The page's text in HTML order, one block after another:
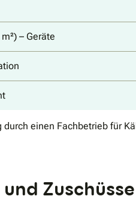
– Geräte
einen Fachbetrieb für